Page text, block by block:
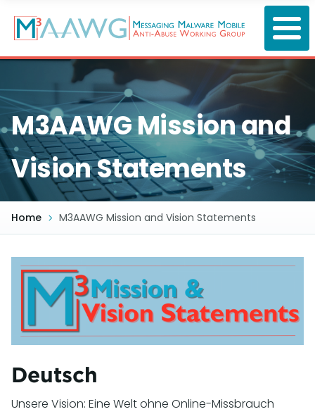
main
content
M3AAWG Mission and
Vision Statements
Home M3AAWG Mission and Vision Statements
Deutsch
Unsere Vision: Eine Welt ohne Online-Missbrauch